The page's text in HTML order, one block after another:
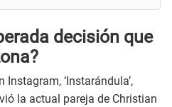
decisión que
‘Instarándula’,
la actual pareja de Christian